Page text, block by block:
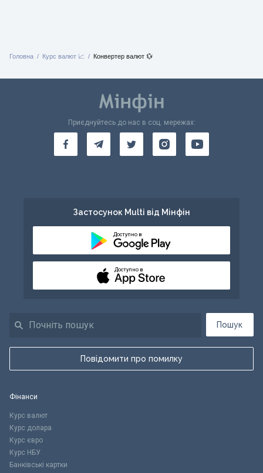
Головна Курс валют 📈 Конвертер валют 💱
Пошук
Повідомити про помилку
Приєднуйтесь до нас в соц. мережах:
Застосунок Multi від Мінфін
Доступно в
Доступно в
Фінанси
Курс валют
Курс долара
Курс євро
Курс НБУ
Банківські картки